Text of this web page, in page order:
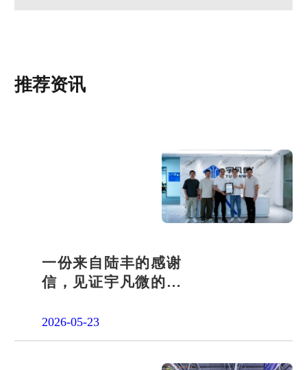
推荐资讯
一份来自陆丰的感谢
信，见证宇凡微的社
2026-05-23